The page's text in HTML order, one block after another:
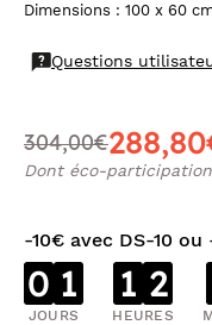
Dimensions : 100 x 60
Questions
304,00€
Dont éco-
-10€ avec DS-10
0 1
JOURS
1 2
HEURES